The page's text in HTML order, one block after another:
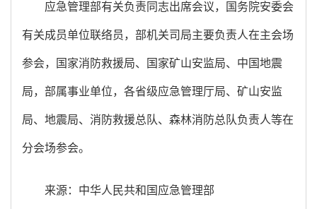
应急管理部有关负责同志出席会议，国务院安委会
有关成员单位联络员，部机关司局主要负责人在主会场
参会，国家消防救援局、国家矿山安监局、中国地震
局，部属事业单位，各省级应急管理厅局、矿山安监
局、地震局、消防救援总队、森林消防总队负责人等在
分会场参会。
来源：中华人民共和国应急管理部